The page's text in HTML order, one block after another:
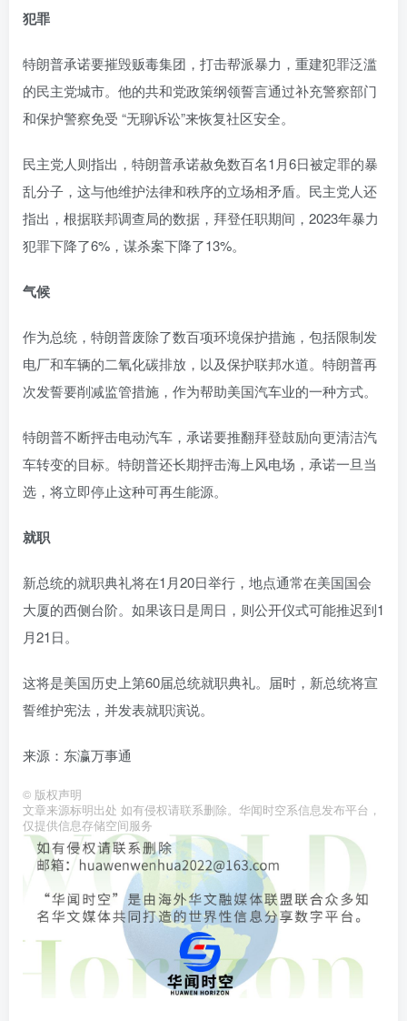
犯罪
特朗普承诺要摧毁贩毒集团，打击帮派暴力，重建犯罪泛滥
的民主党城市。他的共和党政策纲领誓言通过补充警察部门
和保护警察免受 “无聊诉讼”来恢复社区安全。
民主党人则指出，特朗普承诺赦免数百名1月6日被定罪的暴
乱分子，这与他维护法律和秩序的立场相矛盾。民主党人还
指出，根据联邦调查局的数据，拜登任职期间，2023年暴力
犯罪下降了6%，谋杀案下降了13%。
气候
作为总统，特朗普废除了数百项环境保护措施，包括限制发
电厂和车辆的二氧化碳排放，以及保护联邦水道。特朗普再
次发誓要削减监管措施，作为帮助美国汽车业的一种方式。
特朗普不断抨击电动汽车，承诺要推翻拜登鼓励向更清洁汽
车转变的目标。特朗普还长期抨击海上风电场，承诺一旦当
选，将立即停止这种可再生能源。
就职
新总统的就职典礼将在1月20日举行，地点通常在美国国会
大厦的西侧台阶。如果该日是周日，则公开仪式可能推迟到1
月21日。
这将是美国历史上第60届总统就职典礼。届时，新总统将宣
誓维护宪法，并发表就职演说。
来源：东瀛万事通
© 版权声明
文章来源标明出处 如有侵权请联系删除。华闻时空系信息发布平台，
仅提供信息存储空间服务